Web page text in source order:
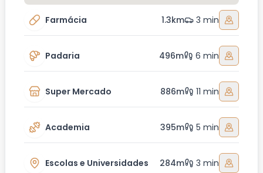
Farmácia 1.3km 3 min
Padaria 496m 6 min
Super Mercado 886m 11 min
Academia 395m 5 min
Escolas e Universidades 284m 3 min